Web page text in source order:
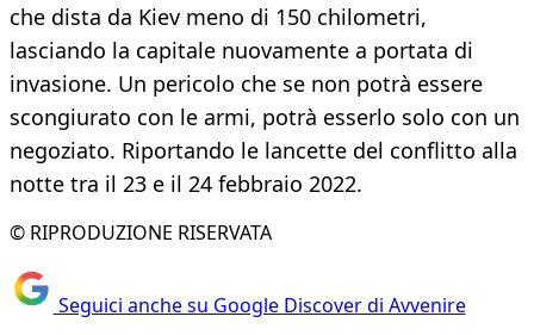
che dista da Kiev meno di 150 chilometri,
lasciando la capitale nuovamente a portata di
invasione. Un pericolo che se non potrà essere
scongiurato con le armi, potrà esserlo solo con un
negoziato. Riportando le lancette del conflitto alla
notte tra il 23 e il 24 febbraio 2022.
© RIPRODUZIONE RISERVATA
Seguici anche su Google Discover di Avvenire